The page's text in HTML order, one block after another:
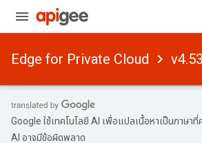
Edge for Private Cloud
Google ใช้เทคโนโลยี AI เพื่อแปลเนื้อหาเป็นภาษา
AI อาจมีข้อผิดพลาด